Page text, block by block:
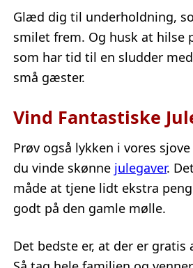
Glæd dig til underholdning,
smilet frem. Og husk at hilse
som har tid til en sludder
små gæster.
Vind Fantastiske
Prøv også lykken i vores
du vinde skønne julegaver.
måde at tjene lidt ekstra
godt på den gamle mølle.
Det bedste er, at der er gratis